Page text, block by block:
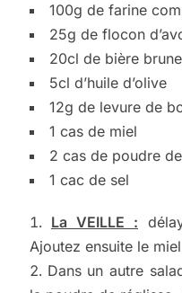
100g de farine
25g de flocon
20cl de bière brune
5cl d’huile d’olive
12g de levure de
1 cas de miel
2 cas de poudre
1 cac de sel
La VEILLE :
Ajoutez ensuite le miel
Dans un autre